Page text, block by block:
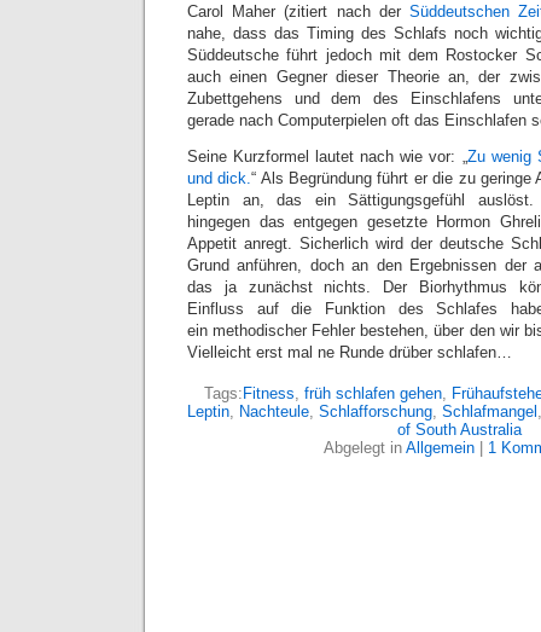
Carol Maher (zitiert nach derSüddeutschen
nahe, dass das Timing des Schlafs noch
Süddeutsche führt jedoch mit dem Rostocker
auch einen Gegner dieser Theorie an, der
Zubettgehens und dem des Einschlafens
gerade nach Computerpielen oft das Einschlafen
Seine Kurzformel lautet nach wie vor: „Zu wenig
und dick.“ Als Begründung führt er die zu geringe
Leptin an, das ein Sättigungsgefühl
hingegen das entgegen gesetzte Hormon
Appetit anregt. Sicherlich wird der deutsche
Grund anführen, doch an den Ergebnissen der
das ja zunächst nichts. Der Biorhythmus
Einfluss auf die Funktion des Schlafes
ein methodischer Fehler bestehen, über den wir
Vielleicht erst mal ne Runde drüber schlafen…
Tags: Fitness, früh schlafen gehen,
Leptin, Nachteule, Schlafforschung, Schlafmangel
of South Australia
Abgelegt in Allgemein| 1